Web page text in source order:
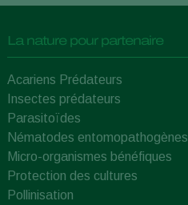
La nature pour partenaire
Acariens Prédateurs
Insectes prédateurs
Parasitoïdes
Nématodes entomopathogènes
Micro-organismes bénéfiques
Protection des cultures
Pollinisation